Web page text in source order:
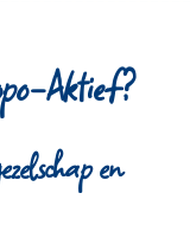
Aktief?
en